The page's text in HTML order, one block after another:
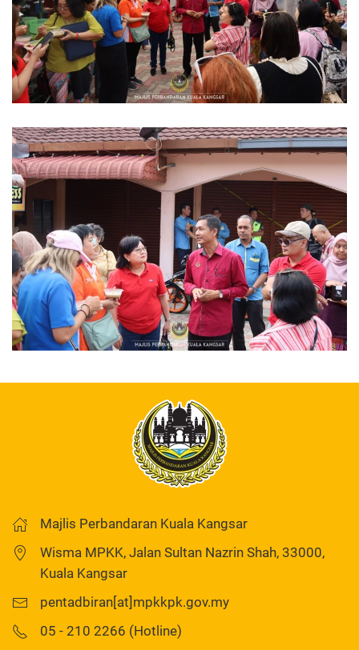
Majlis Perbandaran Kuala Kangsar
Wisma MPKK, Jalan Sultan Nazrin Shah, 33000,
Kuala Kangsar
pentadbiran[at]mpkkpk.gov.my
05 - 210 2266 (Hotline)